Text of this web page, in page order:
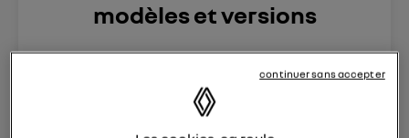
modèles et versions
Le8 juin 2023à13:15
Véhicules RENAULT
posez une question
continuer sans accepter